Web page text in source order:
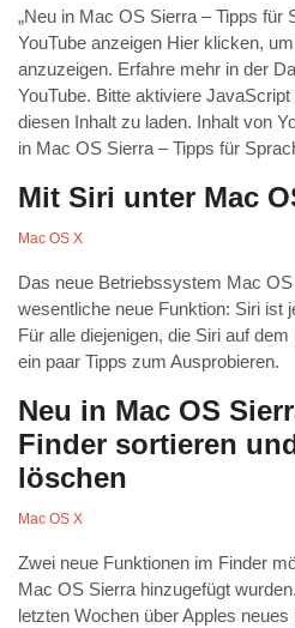
„Neu in Mac OS Sierra – Tipps für
YouTube anzeigen Hier klicken,
anzuzeigen. Erfahre mehr in der
YouTube. Bitte aktiviere
diesen Inhalt zu laden. Inhalt von
in Mac OS Sierra – Tipps für
Mit Siri unter Mac
Mac OS X
Das neue Betriebssystem Mac
wesentliche neue Funktion: Siri ist
Für alle diejenigen, die Siri auf
ein paar Tipps zum Ausprobieren.
Neu in Mac OS
Finder sortieren
löschen
Mac OS X
Zwei neue Funktionen im Finder
Mac OS Sierra hinzugefügt
letzten Wochen über Apples